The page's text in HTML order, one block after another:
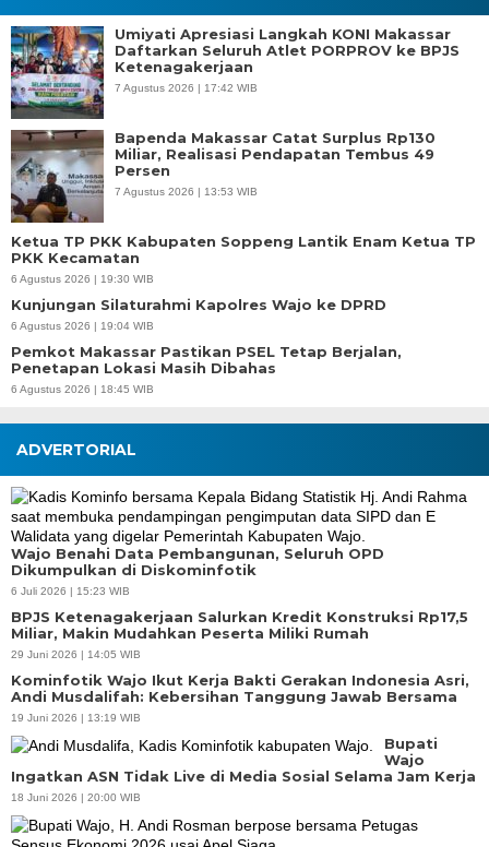
Umiyati Apresiasi Langkah KONI Makassar
Daftarkan Seluruh Atlet PORPROV ke BPJS
Ketenagakerjaan
7 Agustus 2026 | 17:42 WIB
Bapenda Makassar Catat Surplus Rp130
Miliar, Realisasi Pendapatan Tembus 49
Persen
7 Agustus 2026 | 13:53 WIB
Ketua TP PKK Kabupaten Soppeng Lantik Enam Ketua TP
PKK Kecamatan
6 Agustus 2026 | 19:30 WIB
Kunjungan Silaturahmi Kapolres Wajo ke DPRD
6 Agustus 2026 | 19:04 WIB
Pemkot Makassar Pastikan PSEL Tetap Berjalan,
Penetapan Lokasi Masih Dibahas
6 Agustus 2026 | 18:45 WIB
ADVERTORIAL
Wajo Benahi Data Pembangunan, Seluruh OPD
Dikumpulkan di Diskominfotik
6 Juli 2026 | 15:23 WIB
BPJS Ketenagakerjaan Salurkan Kredit Konstruksi Rp17,5
Miliar, Makin Mudahkan Peserta Miliki Rumah
29 Juni 2026 | 14:05 WIB
Kominfotik Wajo Ikut Kerja Bakti Gerakan Indonesia Asri,
Andi Musdalifah: Kebersihan Tanggung Jawab Bersama
19 Juni 2026 | 13:19 WIB
Bupati
Wajo
Ingatkan ASN Tidak Live di Media Sosial Selama Jam Kerja
18 Juni 2026 | 20:00 WIB